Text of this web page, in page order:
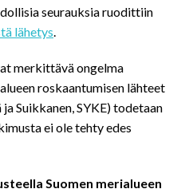
seurauksia ruodittiin
lähetys
merkittävä ongelma
roskaantumisen lähteet
Suikkanen, SYKE) todetaan
ei ole tehty edes
Suomen merialueen